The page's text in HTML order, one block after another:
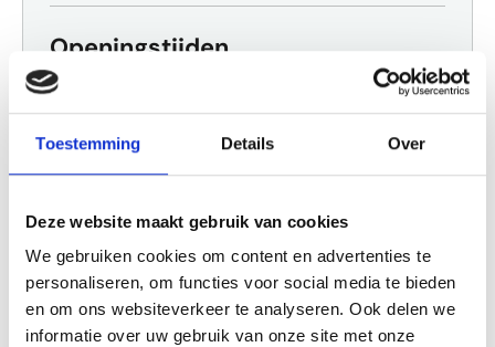
Toestemming Details Over
Deze website maakt gebruik van cookies
We gebruiken cookies om content en advertenties te
personaliseren, om functies voor social media te bieden
en om ons websiteverkeer te analyseren. Ook delen we
informatie over uw gebruik van onze site met onze
Openingstijden
Dinsdag17:30 - 00:00
Woensdag
17:30 - 00:00
ZaterdagGesloten
Website